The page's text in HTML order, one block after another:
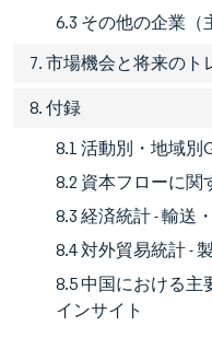
6.3 その他の企業（
7. 市場機会と将来のト
8. 付録
8.1 活動別・地域別
8.2 資本フローに関
8.3 経済統計 - 輸送
8.4 対外貿易統計 -
8.5 中国における主
インサイト